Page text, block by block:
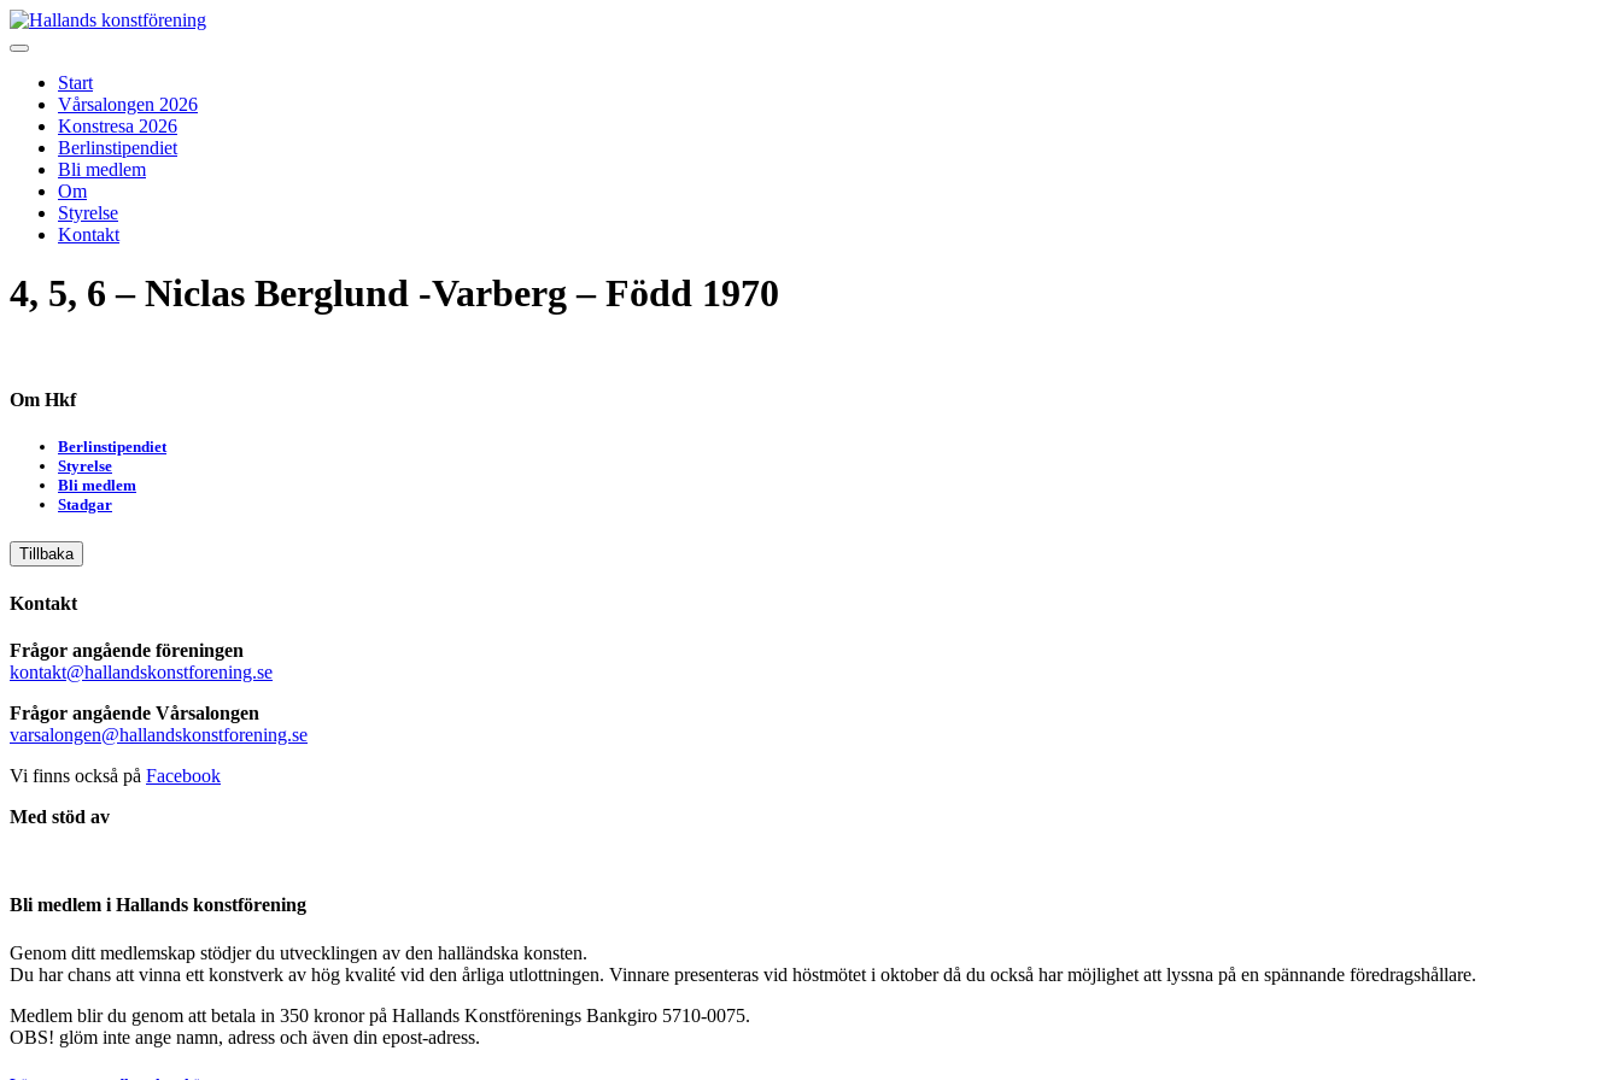
Skip
to
Start
Vårsalongen 2026
Konstresa 2026
Berlinstipendiet
Bli medlem
Om
Styrelse
Kontakt
4, 5, 6 – Niclas Berglund -Varberg – Född 1970
Om Hkf
Berlinstipendiet
Styrelse
Bli medlem
Stadgar
Tillbaka
Kontakt
Frågor angående föreningen
kontakt@hallandskonstforening.se
Frågor angående Vårsalongen
varsalongen@hallandskonstforening.se
Vi finns också på Facebook
Med stöd av
Bli medlem i Hallands konstförening
Genom ditt medlemskap stödjer du utvecklingen av den halländska konsten.
Du har chans att vinna ett konstverk av hög kvalité vid den årliga utlottningen. Vinnare presenteras vid höstmötet i oktober då du också har möjlighet att lyssna på en spännande föredragshållare.
Medlem blir du genom att betala in 350 kronor på Hallands Konstförenings Bankgiro 5710-0075.
OBS! glöm inte ange namn, adress och även din epost-adress.